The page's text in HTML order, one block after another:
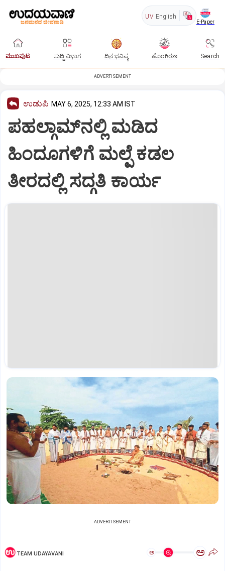
UV English
E-Paper
ಮುಖಪುಟ ಸುದ್ದಿ ವಿಭಾಗ ದಿನ ಭವಿಷ್ಯ ಹೊಂಗಿರಣ Search
ADVERTISEMENT
ಉಡುಪಿ MAY 6, 2025, 12:33 AM IST
ಪಹಲ್ಗಾಮ್‌ನಲ್ಲಿ ಮಡಿದ
ಹಿಂದೂಗಳಿಗೆ ಮಲ್ಪೆ ಕಡಲ
ತೀರದಲ್ಲಿ ಸದ್ಗತಿ ಕಾರ್ಯ
ADVERTISEMENT
TEAM UDAYAVANI ಅ ಅ